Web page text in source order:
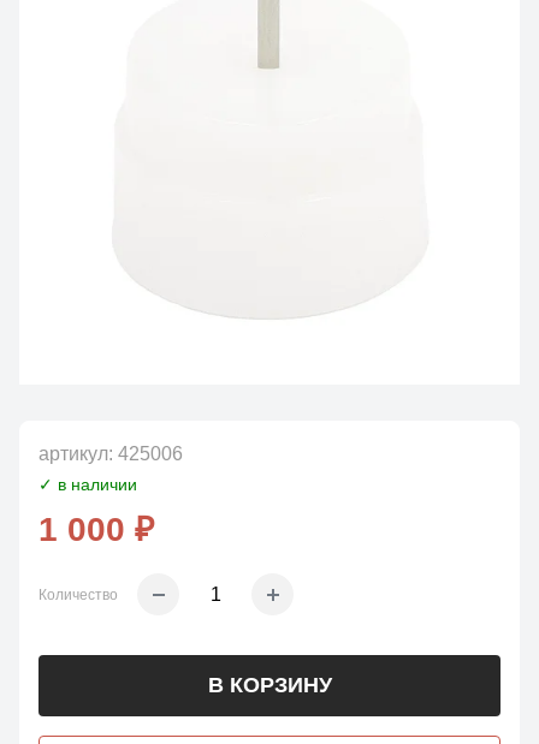
артикул: 425006
✓ в наличии
1 000 ₽
Количество
В КОРЗИНУ